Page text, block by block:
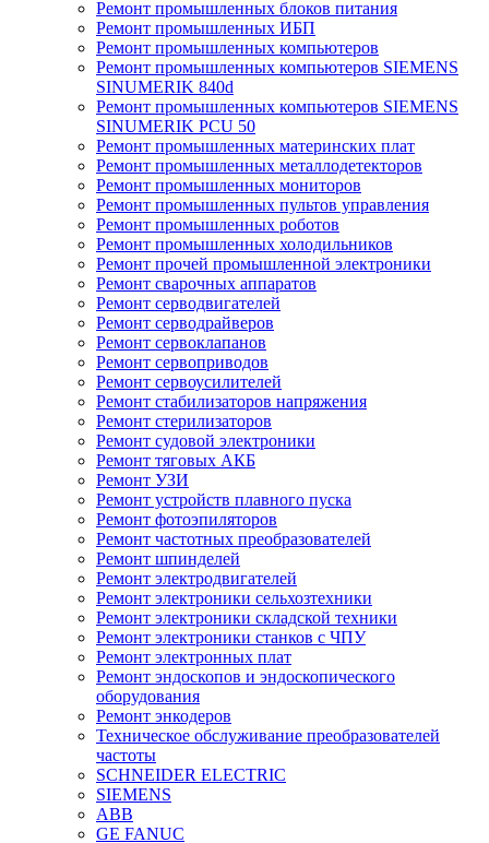
Ремонт промышленных блоков питания
Ремонт промышленных ИБП
Ремонт промышленных компьютеров
Ремонт промышленных компьютеров SIEMENS
SINUMERIK 840d
Ремонт промышленных компьютеров SIEMENS
SINUMERIK PCU 50
Ремонт промышленных материнских плат
Ремонт промышленных металлодетекторов
Ремонт промышленных мониторов
Ремонт промышленных пультов управления
Ремонт промышленных роботов
Ремонт промышленных холодильников
Ремонт прочей промышленной электроники
Ремонт сварочных аппаратов
Ремонт серводвигателей
Ремонт серводрайверов
Ремонт сервоклапанов
Ремонт сервоприводов
Ремонт сервоусилителей
Ремонт стабилизаторов напряжения
Ремонт стерилизаторов
Ремонт судовой электроники
Ремонт тяговых АКБ
Ремонт УЗИ
Ремонт устройств плавного пуска
Ремонт фотоэпиляторов
Ремонт частотных преобразователей
Ремонт шпинделей
Ремонт электродвигателей
Ремонт электроники сельхозтехники
Ремонт электроники складской техники
Ремонт электроники станков с ЧПУ
Ремонт электронных плат
Ремонт эндоскопов и эндоскопического
оборудования
Ремонт энкодеров
Техническое обслуживание преобразователей
частоты
SCHNEIDER ELECTRIC
SIEMENS
ABB
GE FANUC